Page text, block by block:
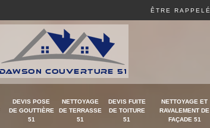
ÊTRE RAPPELÉ
DEVIS POSE
DE GOUTTIÈRE
51
NETTOYAGE
DE TERRASSE
51
DEVIS FUITE
DE TOITURE
51
NETTOYAGE ET
RAVALEMENT DE
FAÇADE 51